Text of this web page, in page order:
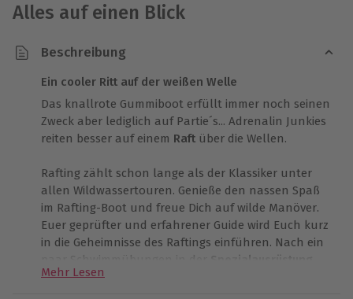
Alles auf einen Blick
Beschreibung
Ein cooler Ritt auf der weißen Welle
Das knallrote Gummiboot erfüllt immer noch seinen
Zweck aber lediglich auf Partie´s... Adrenalin Junkies
reiten besser auf einem Raft über die Wellen.
Rafting zählt schon lange als der Klassiker unter
allen Wildwassertouren. Genieße den nassen Spaß
im Rafting-Boot und freue Dich auf wilde Manöver.
Euer geprüfter und erfahrener Guide wird Euch kurz
in die Geheimnisse des Raftings einführen. Nach ein
paar Schwimmübungen in der
Spezialausrüstung
geht es dann schon ans Eingemachte. Mit Deinem
Mehr Lesen